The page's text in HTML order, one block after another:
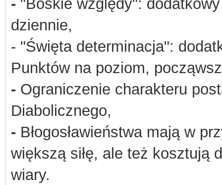
- "Boskie względy":
dziennie,
- "Święta determinacja":
Punktów na poziom,
- Ograniczenie charakteru
Diabolicznego,
- Błogosławieństwa mają w
większą siłę, ale też kosztują
wiary.